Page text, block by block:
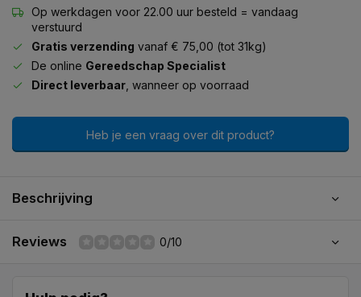
Op werkdagen voor 22.00 uur besteld = vandaag
verstuurd
Gratis verzending vanaf € 75,00 (tot 31kg)
De online Gereedschap Specialist
Direct leverbaar , wanneer op voorraad
Heb je een vraag over dit product?
Beschrijving
Reviews 0/10